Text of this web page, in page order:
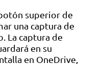
superior de
una captura de
La captura de
en su
en OneDrive,